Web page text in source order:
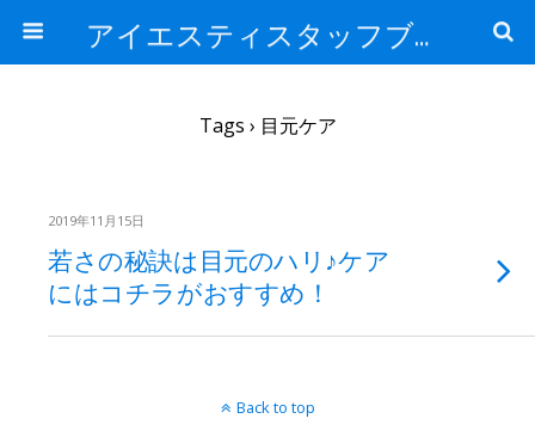
アイエスティスタッフブログ
Tags › 目元ケア
2019年11月15日
若さの秘訣は目元のハリ♪ケア
にはコチラがおすすめ！
Back to top